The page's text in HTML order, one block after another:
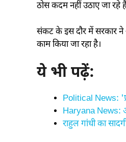
ठोस कदम नहीं उठाए जा रहे
संकट के इस दौर में सरकार
काम किया जा रहा है।
ये भी पढ़ें:
Political News:
Haryana News:
राहुल गांधी का